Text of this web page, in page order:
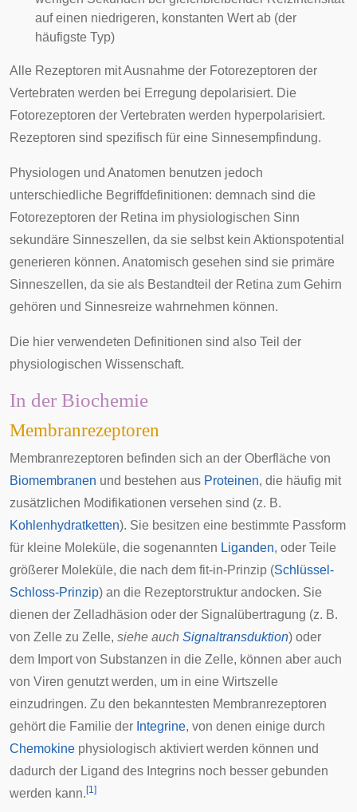
auf einen niedrigeren, konstanten Wert ab (der
häufigste Typ)
Alle Rezeptoren mit Ausnahme der Fotorezeptoren der
Vertebraten werden bei Erregung depolarisiert. Die
Fotorezeptoren der Vertebraten werden hyperpolarisiert.
Rezeptoren sind spezifisch für eine Sinnesempfindung.
Physiologen und Anatomen benutzen jedoch
unterschiedliche Begriffdefinitionen: demnach sind die
Fotorezeptoren der Retina im physiologischen Sinn
sekundäre Sinneszellen, da sie selbst kein Aktionspotential
generieren können. Anatomisch gesehen sind sie primäre
Sinneszellen, da sie als Bestandteil der Retina zum Gehirn
gehören und Sinnesreize wahrnehmen können.
Die hier verwendeten Definitionen sind also Teil der
physiologischen Wissenschaft.
In der Biochemie
Membranrezeptoren
Membranrezeptoren befinden sich an der Oberfläche von
Biomembranen und bestehen aus Proteinen, die häufig mit
zusätzlichen Modifikationen versehen sind (z. B.
Kohlenhydratketten). Sie besitzen eine bestimmte Passform
für kleine Moleküle, die sogenannten Liganden, oder Teile
größerer Moleküle, die nach dem fit-in-Prinzip (Schlüssel-
Schloss-Prinzip) an die Rezeptorstruktur andocken. Sie
dienen der Zelladhäsion oder der Signalübertragung (z. B.
von Zelle zu Zelle, siehe auch Signaltransduktion) oder
dem Import von Substanzen in die Zelle, können aber auch
von Viren genutzt werden, um in eine Wirtszelle
einzudringen. Zu den bekanntesten Membranrezeptoren
gehört die Familie der Integrine, von denen einige durch
Chemokine physiologisch aktiviert werden können und
dadurch der Ligand des Integrins noch besser gebunden
werden kann. [1]